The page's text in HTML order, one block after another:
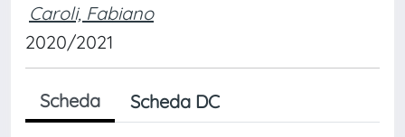
Caroli, Fabiano
2020/2021
Scheda Scheda DC